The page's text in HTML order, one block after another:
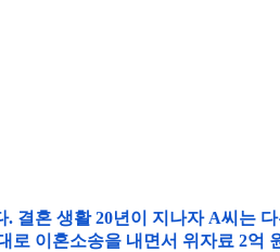
결혼 생활 20년이 지나자 A씨는
로 이혼소송을 내면서 위자료 2